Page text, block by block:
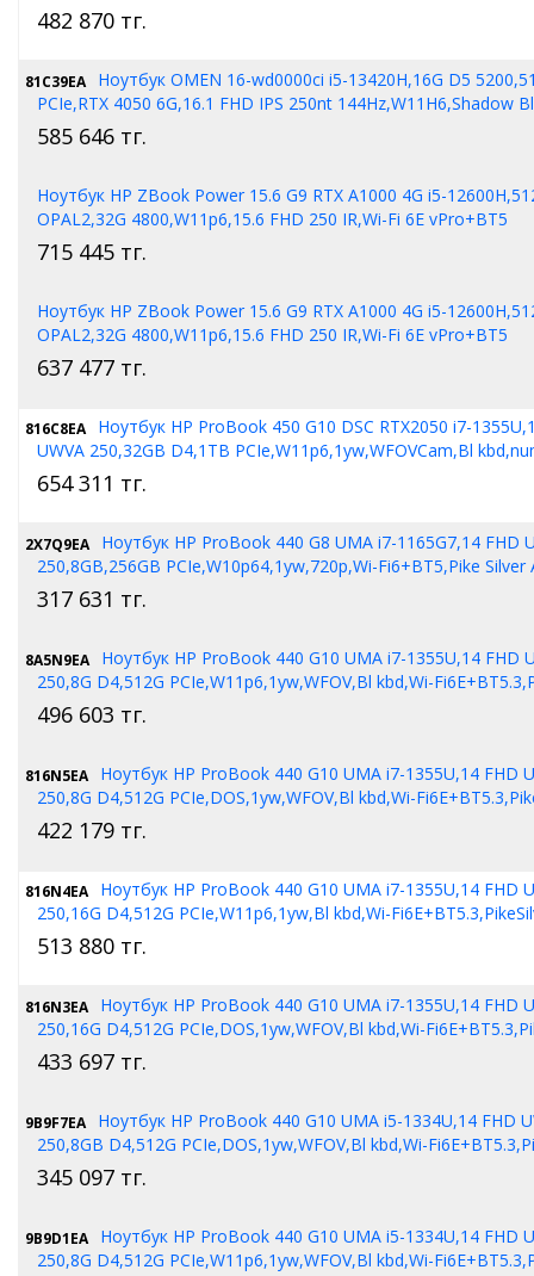
482 870 тг.
81C39EA
Ноутбук OMEN 16-wd0000ci i5-13420H,16G D5
PCIe,RTX 4050 6G,16.1 FHD IPS 250nt 144Hz,W11H6,Shadow
585 646 тг.
Ноутбук HP ZBook Power 15.6 G9 RTX A1000 4G i5-
OPAL2,32G 4800,W11p6,15.6 FHD 250 IR,Wi-Fi 6E vPro+BT5
715 445 тг.
Ноутбук HP ZBook Power 15.6 G9 RTX A1000 4G i5-
OPAL2,32G 4800,W11p6,15.6 FHD 250 IR,Wi-Fi 6E vPro+BT5
637 477 тг.
816C8EA
Ноутбук HP ProBook 450 G10 DSC RTX2050 i7-
UWVA 250,32GB D4,1TB PCIe,W11p6,1yw,WFOVCam,Bl
654 311 тг.
2X7Q9EA
Ноутбук HP ProBook 440 G8 UMA i7-1165G7,14 FHD
250,8GB,256GB PCIe,W10p64,1yw,720p,Wi-Fi6+BT5,Pike Silver
317 631 тг.
8A5N9EA
Ноутбук HP ProBook 440 G10 UMA i7-1355U,14 FHD
250,8G D4,512G PCIe,W11p6,1yw,WFOV,Bl kbd,Wi-
496 603 тг.
816N5EA
Ноутбук HP ProBook 440 G10 UMA i7-1355U,14 FHD
250,8G D4,512G PCIe,DOS,1yw,WFOV,Bl kbd,Wi-
422 179 тг.
816N4EA
Ноутбук HP ProBook 440 G10 UMA i7-1355U,14 FHD
250,16G D4,512G PCIe,W11p6,1yw,Bl kbd,Wi-
513 880 тг.
816N3EA
Ноутбук HP ProBook 440 G10 UMA i7-1355U,14 FHD
250,16G D4,512G PCIe,DOS,1yw,WFOV,Bl kbd,Wi-
433 697 тг.
9B9F7EA
Ноутбук HP ProBook 440 G10 UMA i5-1334U,14 FHD
250,8GB D4,512G PCIe,DOS,1yw,WFOV,Bl kbd,Wi-
345 097 тг.
9B9D1EA
Ноутбук HP ProBook 440 G10 UMA i5-1334U,14 FHD
250,8G D4,512G PCIe,W11p6,1yw,WFOV,Bl kbd,Wi-